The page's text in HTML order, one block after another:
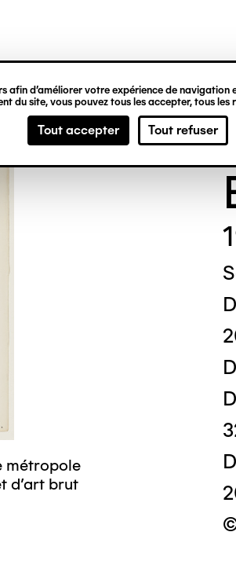
afin d’améliorer votre expérience de navigation
du site, vous pouvez tous les accepter, tous les
Tout accepter Tout refuser
métropole
d’art brut